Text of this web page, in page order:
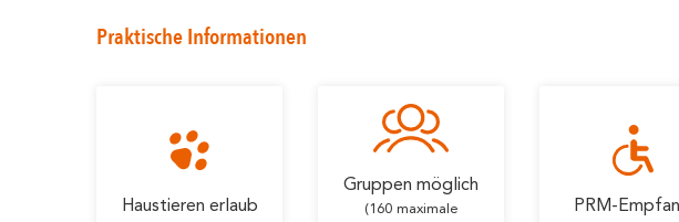
Praktische Informationen
Haustieren erlaub
Gruppen möglich
(160 maximale
PRM-